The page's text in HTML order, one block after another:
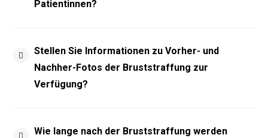
Patientinnen?
Stellen Sie Informationen zu Vorher- und
Nachher-Fotos der Bruststraffung zur
Verfügung?
Wie lange nach der Bruststraffung werden